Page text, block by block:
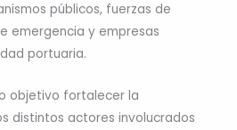
públicos, fuerzas de
emergencia y empresas
portuaria.
objetivo fortalecer la
distintos actores involucrados